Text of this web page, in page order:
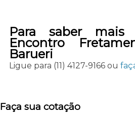
Para saber mais
Encontro
Barueri
Ligue para (11) 4127-9166ou
Faça sua cotação